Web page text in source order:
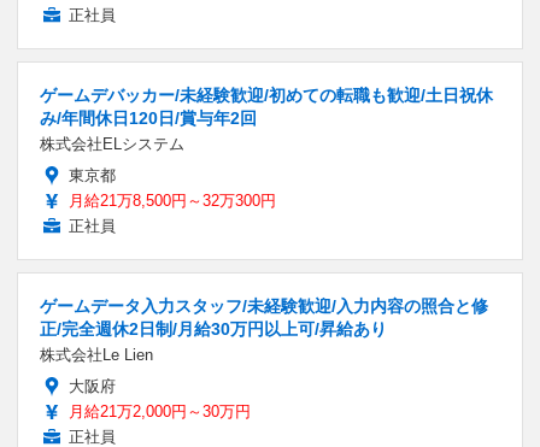
正社員
ゲームデバッカー/未経験歓迎/初めての転職も歓迎/土日祝休
み/年間休日120日/賞与年2回
株式会社ELシステム
東京都
月給21万8,500円～32万300円
正社員
ゲームデータ入力スタッフ/未経験歓迎/入力内容の照合と修
正/完全週休2日制/月給30万円以上可/昇給あり
株式会社Le Lien
大阪府
月給21万2,000円～30万円
正社員